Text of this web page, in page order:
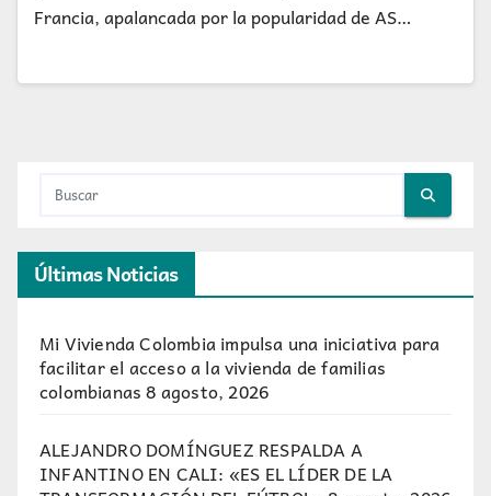
Francia, apalancada por la popularidad de AS…
Últimas Noticias
Mi Vivienda Colombia impulsa una iniciativa para
facilitar el acceso a la vivienda de familias
colombianas 8 agosto, 2026
ALEJANDRO DOMÍNGUEZ RESPALDA A
INFANTINO EN CALI: «ES EL LÍDER DE LA